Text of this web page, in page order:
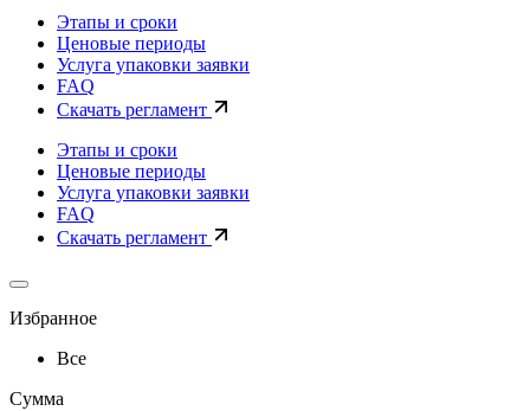
Этапы и сроки
Ценовые периоды
Услуга упаковки заявки
FAQ
Скачать регламент
Этапы и сроки
Ценовые периоды
Услуга упаковки заявки
FAQ
Скачать регламент
Избранное
Все
Сумма